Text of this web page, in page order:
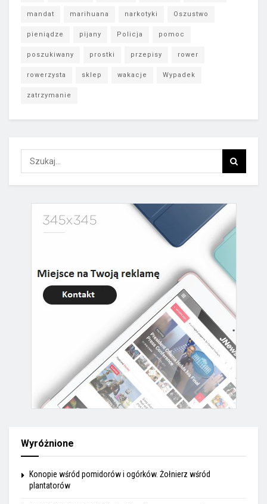
mandat marihuana narkotyki Oszustwo
pieniądze pijany Policja pomoc
poszukiwany prostki przepisy rower
rowerzysta sklep wakacje Wypadek
zatrzymanie
Wyróżnione
Konopie wśród pomidorów i ogórków. Żołnierz wśród
plantatorów